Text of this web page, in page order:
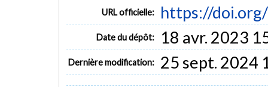
URL officielle: https://
Date du dépôt: 18 avr. 2023
Dernière modification: 25 sept. 2024